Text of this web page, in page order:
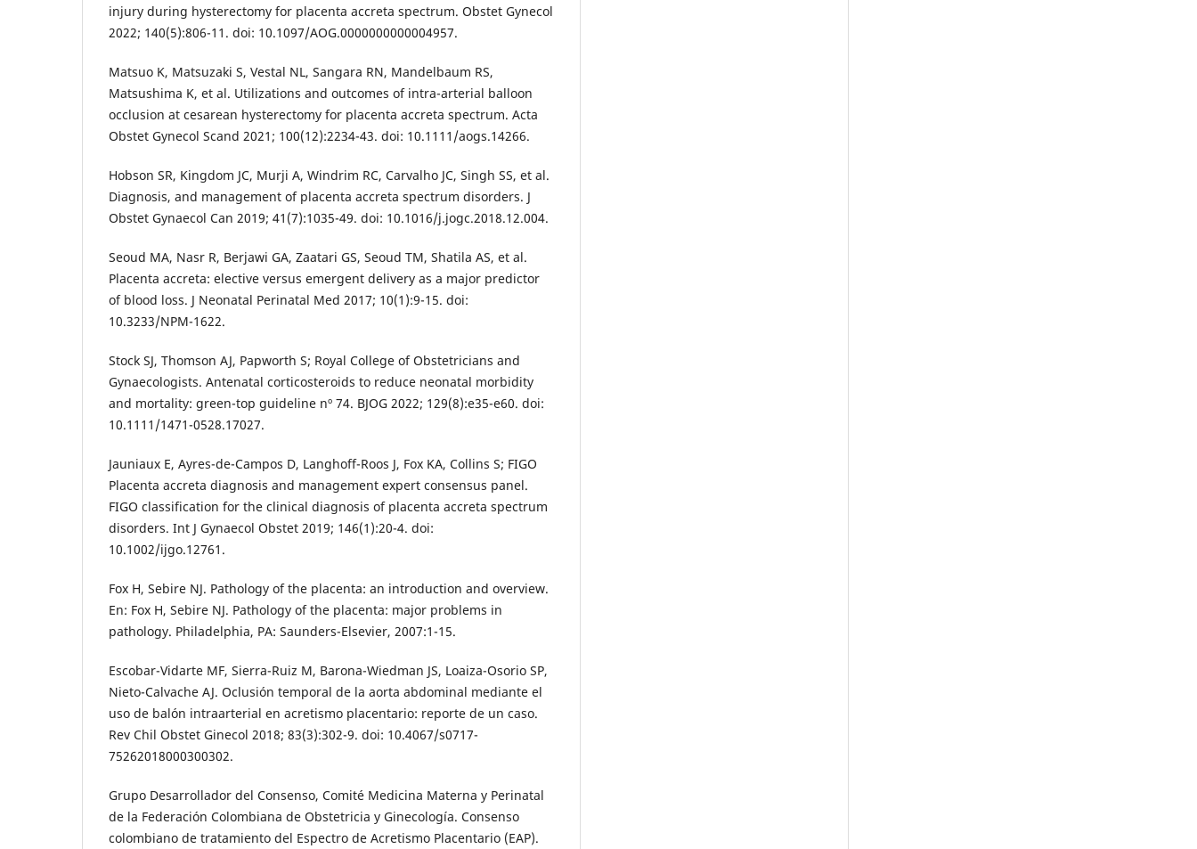
injury during hysterectomy for placenta accreta spectrum. Obstet Gynecol
2022; 140(5):806-11. doi: 10.1097/AOG.0000000000004957.
Matsuo K, Matsuzaki S, Vestal NL, Sangara RN, Mandelbaum RS,
Matsushima K, et al. Utilizations and outcomes of intra-arterial balloon
occlusion at cesarean hysterectomy for placenta accreta spectrum. Acta
Obstet Gynecol Scand 2021; 100(12):2234-43. doi: 10.1111/aogs.14266.
Hobson SR, Kingdom JC, Murji A, Windrim RC, Carvalho JC, Singh SS, et al.
Diagnosis, and management of placenta accreta spectrum disorders. J
Obstet Gynaecol Can 2019; 41(7):1035-49. doi: 10.1016/j.jogc.2018.12.004.
Seoud MA, Nasr R, Berjawi GA, Zaatari GS, Seoud TM, Shatila AS, et al.
Placenta accreta: elective versus emergent delivery as a major predictor
of blood loss. J Neonatal Perinatal Med 2017; 10(1):9-15. doi:
10.3233/NPM-1622.
Stock SJ, Thomson AJ, Papworth S; Royal College of Obstetricians and
Gynaecologists. Antenatal corticosteroids to reduce neonatal morbidity
and mortality: green-top guideline nº 74. BJOG 2022; 129(8):e35-e60. doi:
10.1111/1471-0528.17027.
Jauniaux E, Ayres-de-Campos D, Langhoff-Roos J, Fox KA, Collins S; FIGO
Placenta accreta diagnosis and management expert consensus panel.
FIGO classification for the clinical diagnosis of placenta accreta spectrum
disorders. Int J Gynaecol Obstet 2019; 146(1):20-4. doi:
10.1002/ijgo.12761.
Fox H, Sebire NJ. Pathology of the placenta: an introduction and overview.
En: Fox H, Sebire NJ. Pathology of the placenta: major problems in
pathology. Philadelphia, PA: Saunders-Elsevier, 2007:1-15.
Escobar-Vidarte MF, Sierra-Ruiz M, Barona-Wiedman JS, Loaiza-Osorio SP,
Nieto-Calvache AJ. Oclusión temporal de la aorta abdominal mediante el
uso de balón intraarterial en acretismo placentario: reporte de un caso.
Rev Chil Obstet Ginecol 2018; 83(3):302-9. doi: 10.4067/s0717-
75262018000300302.
Grupo Desarrollador del Consenso, Comité Medicina Materna y Perinatal
de la Federación Colombiana de Obstetricia y Ginecología. Consenso
colombiano de tratamiento del Espectro de Acretismo Placentario (EAP).